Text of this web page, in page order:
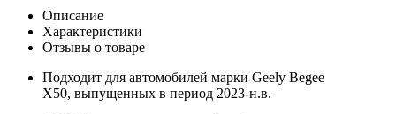
Описание
Характеристики
Отзывы о товаре
Подходит для автомобилей марки Geely Begee
X50, выпущенных в период 2023-н.в.